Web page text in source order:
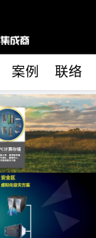
案例 联络